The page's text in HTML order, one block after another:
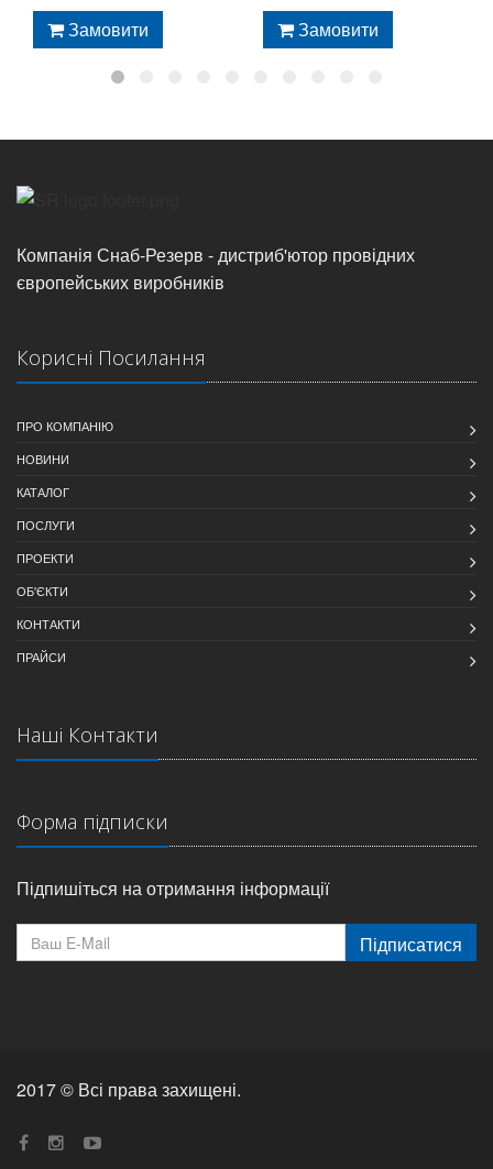
Замовити Замовити
Компанія Снаб-Резерв - дистриб'ютор провідних
європейських виробників
Корисні Посилання
ПРО КОМПАНІЮ
НОВИНИ
КАТАЛОГ
ПОСЛУГИ
ПРОЕКТИ
ОБ'ЄКТИ
КОНТАКТИ
ПРАЙСИ
Наші Контакти
Форма підписки
Підпишіться на отримання інформації
Підписатися
2017 © Всі права захищені.